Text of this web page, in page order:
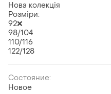
Нова колекція
Розміри:
92❌
98/104
110/116
122/128
Состояние:
Новое